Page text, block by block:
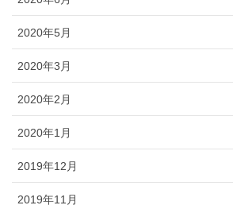
2020年5月
2020年3月
2020年2月
2020年1月
2019年12月
2019年11月